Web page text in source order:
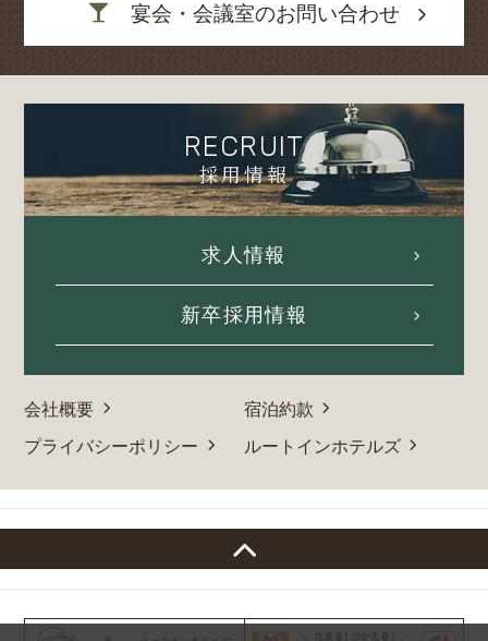
宴会・会議室のお問い合わせ
RECRUIT
採用情報
求人情報
新卒採用情報
会社概要
宿泊約款
プライバシーポリシー
ルートインホテルズ